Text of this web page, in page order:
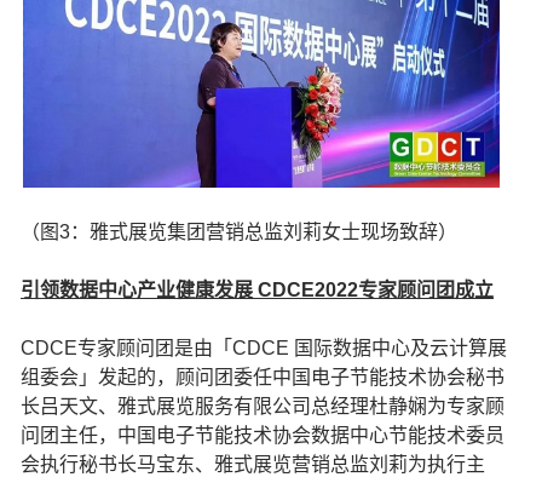
（图3：雅式展览集团营销总监刘莉女士现场致辞）
引领数据中心产业健康发展 CDCE2022专家顾问团成立
CDCE专家顾问团是由「CDCE 国际数据中心及云计算展
组委会」发起的，顾问团委任中国电子节能技术协会秘书
长吕天文、雅式展览服务有限公司总经理杜静娴为专家顾
问团主任，中国电子节能技术协会数据中心节能技术委员
会执行秘书长马宝东、雅式展览营销总监刘莉为执行主